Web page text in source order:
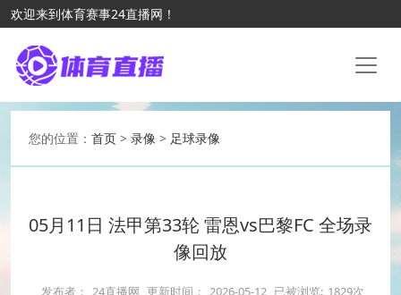
欢迎来到体育赛事24直播网！
您的位置： 首页 > 录像 > 足球录像
05月11日 法甲第33轮 雷恩vs巴黎FC 全场录
像回放
发布者： 24直播网 更新时间： 2026-05-12 已被浏览: 1829次